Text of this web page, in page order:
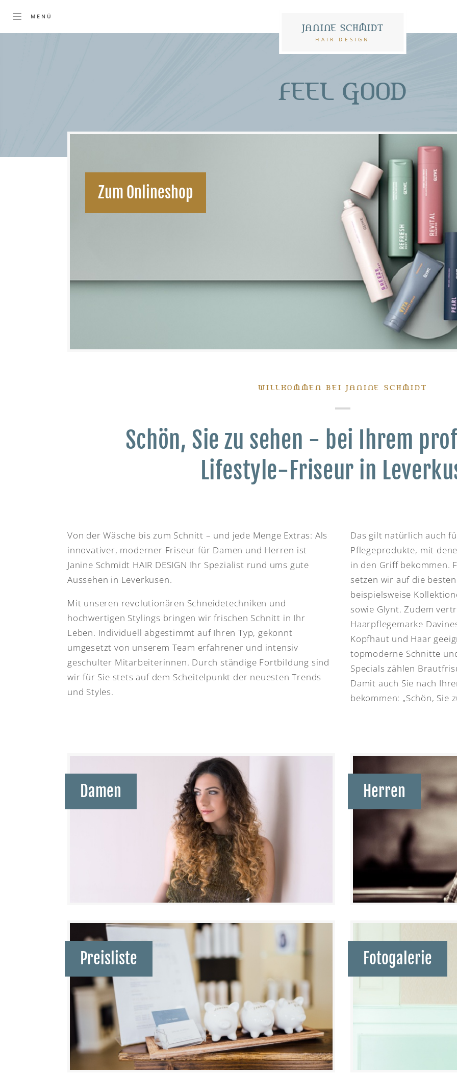
JANINE SCHMIDT
HAIR DESIGN
FEEL GOOD
Zum Onlineshop
WILLKOMMEN BEI JANINE SCHMIDT
Schön, Sie zu sehen - bei Ihrem
Lifestyle-Friseur in
Von der Wäsche bis zum Schnitt – und jede Menge Extras: Als
innovativer, moderner Friseur für Damen und Herren ist
Janine Schmidt HAIR DESIGN Ihr Spezialist rund ums gute
Aussehen in Leverkusen.
Mit unseren revolutionären Schneidetechniken und
hochwertigen Stylings bringen wir frischen Schnitt in Ihr
Leben. Individuell abgestimmt auf Ihren Typ, gekonnt
umgesetzt von unserem Team erfahrener und intensiv
geschulter Mitarbeiterinnen. Durch ständige Fortbildung sind
wir für Sie stets auf dem Scheitelpunkt der neuesten Trends
und Styles.
Das gilt natürlich auch
Pflegeprodukte, mit
in den Griff bekommen.
setzen wir auf die
beispielsweise
sowie Glynt. Zudem
Haarpflegemarke
Kopfhaut und Haar
topmoderne Schnitte
Specials zählen
Damit auch Sie nach
bekommen: „Schön, Sie
Damen Herren
Preisliste Fotogalerie